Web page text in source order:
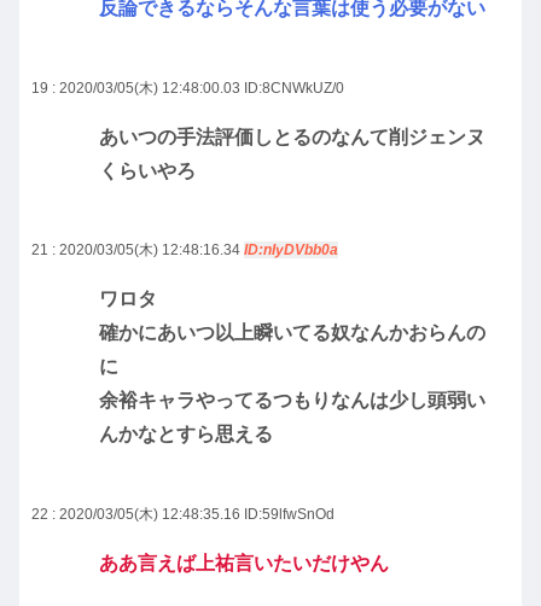
反論できるならそんな言葉は使う必要がない
19 : 2020/03/05(木) 12:48:00.03 ID:8CNWkUZ/0
あいつの手法評価しとるのなんて削ジェンヌ
くらいやろ
21 : 2020/03/05(木) 12:48:16.34 ID:nIyDVbb0a
ワロタ
確かにあいつ以上瞬いてる奴なんかおらんの
に
余裕キャラやってるつもりなんは少し頭弱い
んかなとすら思える
22 : 2020/03/05(木) 12:48:35.16 ID:59lfwSnOd
ああ言えば上祐言いたいだけやん